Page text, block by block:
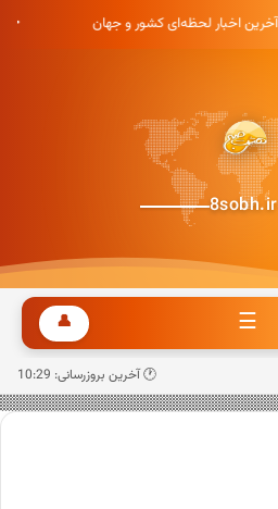
• آخرین اخبار لحظه‌ای کشور و جهان
8sobh.ir
☰
👤
🕐 آخرین بروزرسانی: 10:29